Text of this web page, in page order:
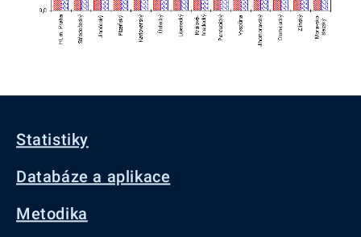
Statistiky
Databáze a aplikace
Metodika